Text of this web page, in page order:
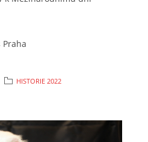
Praha
HISTORIE 2022